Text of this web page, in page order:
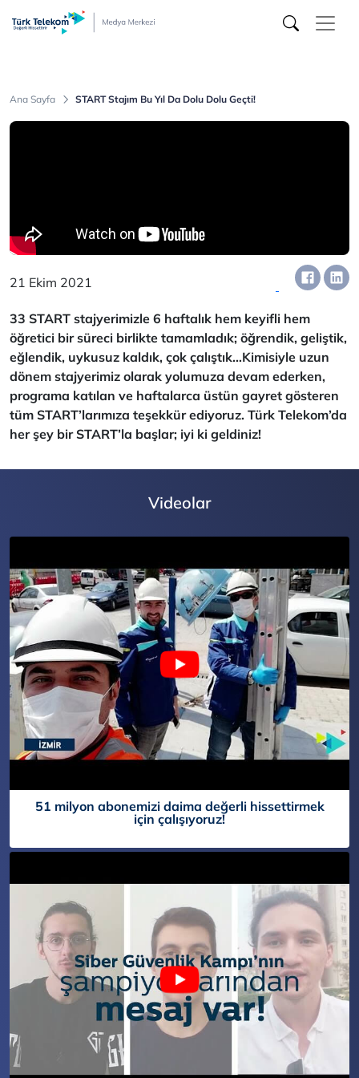
Telekom
Medya
Ana Sayfa START Stajım Bu Yıl Da Dolu Dolu Geçti!
21 Ekim 2021
33 START stajyerimizle 6 haftalık hem keyifli hem
öğretici bir süreci birlikte tamamladık; öğrendik, geliştik,
eğlendik, uykusuz kaldık, çok çalıştık…Kimisiyle uzun
dönem stajyerimiz olarak yolumuza devam ederken,
programa katılan ve haftalarca üstün gayret gösteren
tüm START’larımıza teşekkür ediyoruz. Türk Telekom’da
her şey bir START’la başlar; iyi ki geldiniz!
Videolar
51 milyon abonemizi daima değerli hissettirmek
için çalışıyoruz!